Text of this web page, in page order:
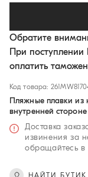
Обратите
При
оплатить
Код товара:
Пляжные плавки из
внутренней
Доставка
извинения за
обращайтесь
НАЙТИ БУТИК